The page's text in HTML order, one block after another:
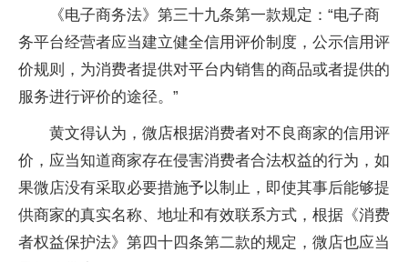
《电子商务法》第三十九条第一款规定：“电子商
务平台经营者应当建立健全信用评价制度，公示信用评
价规则，为消费者提供对平台内销售的商品或者提供的
服务进行评价的途径。”
黄文得认为，微店根据消费者对不良商家的信用评
价，应当知道商家存在侵害消费者合法权益的行为，如
果微店没有采取必要措施予以制止，即使其事后能够提
供商家的真实名称、地址和有效联系方式，根据《消费
者权益保护法》第四十四条第二款的规定，微店也应当